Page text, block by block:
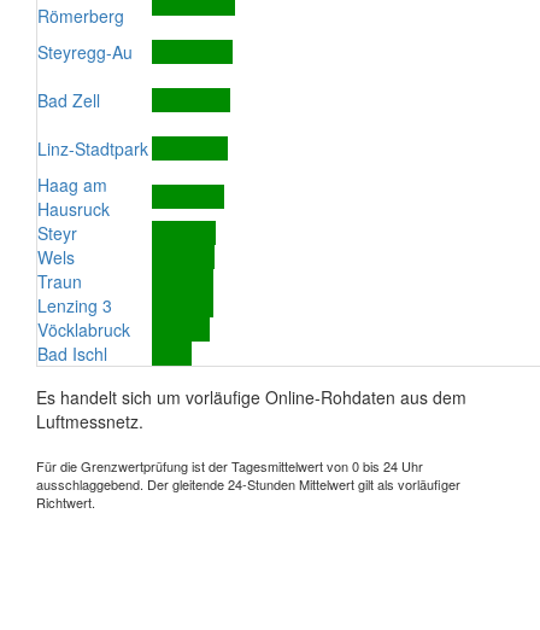
Römerberg
Steyregg-Au
Bad Zell
Linz-Stadtpark
Haag am
Hausruck
Steyr
Wels
Traun
Lenzing 3
Vöcklabruck
Bad Ischl
Es handelt sich um vorläufige Online-Rohdaten aus dem
Luftmessnetz.
Für die Grenzwertprüfung ist der Tagesmittelwert von 0 bis 24 Uhr
ausschlaggebend. Der gleitende 24-Stunden Mittelwert gilt als vorläufiger
Richtwert.